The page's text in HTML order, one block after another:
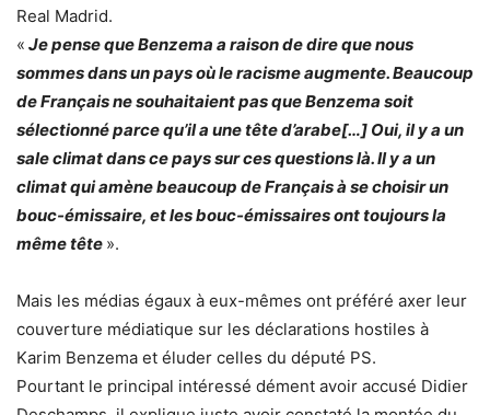
Real Madrid.
« Je pense que Benzema a raison de dire que nous
sommes dans un pays où le racisme augmente. Beaucoup
de Français ne souhaitaient pas que Benzema soit
sélectionné parce qu’il a une tête d’arabe[…] Oui, il y a un
sale climat dans ce pays sur ces questions là. Il y a un
climat qui amène beaucoup de Français à se choisir un
bouc-émissaire, et les bouc-émissaires ont toujours la
même tête ».
Mais les médias égaux à eux-mêmes ont préféré axer leur
couverture médiatique sur les déclarations hostiles à
Karim Benzema et éluder celles du député PS.
Pourtant le principal intéressé dément avoir accusé Didier